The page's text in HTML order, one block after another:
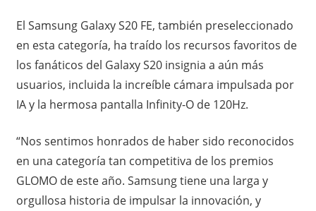
El Samsung Galaxy S20 FE, también preseleccionado
en esta categoría, ha traído los recursos favoritos de
los fanáticos del Galaxy S20 insignia a aún más
usuarios, incluida la increíble cámara impulsada por
IA y la hermosa pantalla Infinity-O de 120Hz.
“Nos sentimos honrados de haber sido reconocidos
en una categoría tan competitiva de los premios
GLOMO de este año. Samsung tiene una larga y
orgullosa historia de impulsar la innovación, y